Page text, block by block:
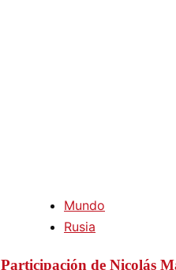
Mundo
Rusia
Participación de Nicolás